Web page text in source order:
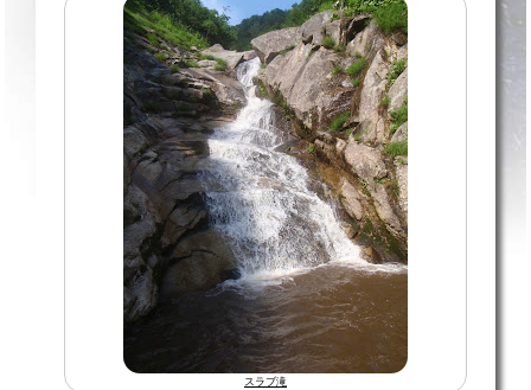
スラブ滝